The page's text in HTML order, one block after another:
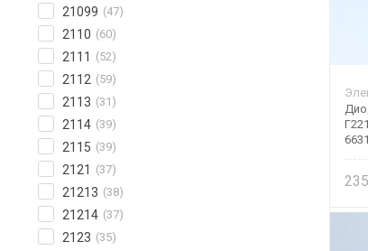
21099 (47)
2110 (60)
2111 (52)
2112 (59)
2113 (31)
2114 (39)
2115 (39)
2121 (37)
21213 (38)
21214 (37)
2123 (35)